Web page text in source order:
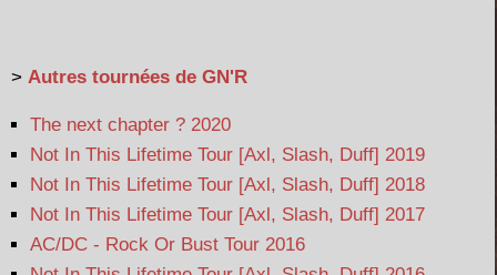
> Autres tournées de GN'R
The next chapter ? 2020
Not In This Lifetime Tour [Axl, Slash, Duff] 2019
Not In This Lifetime Tour [Axl, Slash, Duff] 2018
Not In This Lifetime Tour [Axl, Slash, Duff] 2017
AC/DC - Rock Or Bust Tour 2016